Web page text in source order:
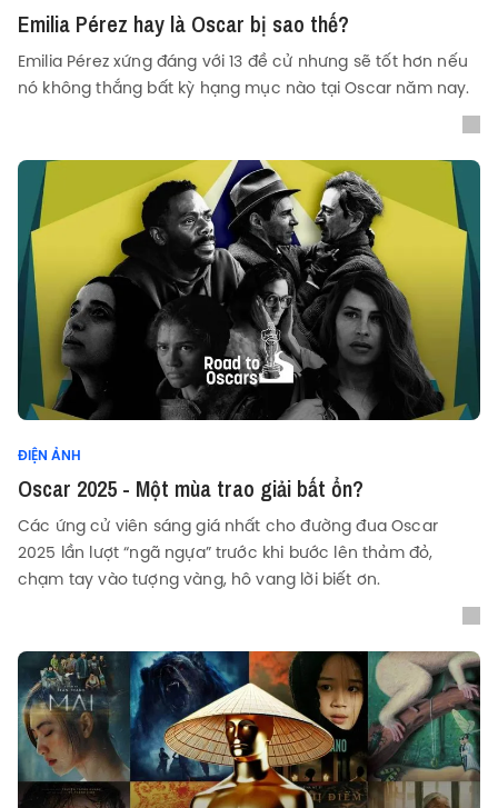
Emilia Pérez hay là Oscar bị sao thế?
Emilia Pérez xứng đáng với 13 đề cử nhưng sẽ tốt hơn nếu
nó không thắng bất kỳ hạng mục nào tại Oscar năm nay.
ĐIỆN ẢNH
Oscar 2025 - Một mùa trao giải bất ổn?
Các ứng cử viên sáng giá nhất cho đường đua Oscar
2025 lần lượt “ngã ngựa” trước khi bước lên thảm đỏ,
chạm tay vào tượng vàng, hô vang lời biết ơn.